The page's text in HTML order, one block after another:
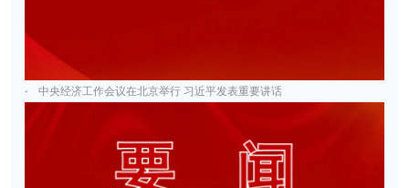
· 中央经济工作会议在北京举行 习近平发表重要讲话